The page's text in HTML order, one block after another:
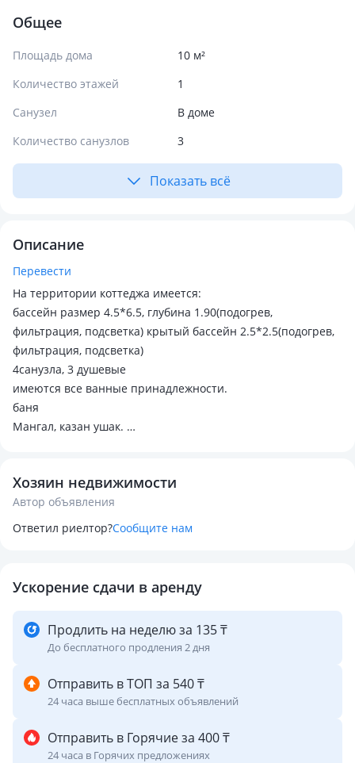
Общее
Площадь дома
10 м²
Количество этажей
1
Санузел
В доме
Количество санузлов
3
Показать всё
Описание
Перевести
На территории коттеджа имеется:
бассейн размер 4.5*6.5, глубина 1.90(подогрев,
фильтрация, подсветка) крытый бассейн 2.5*2.5(подогрев,
фильтрация, подсветка)
4санузла, 3 душевые
имеются все ванные принадлежности.
баня
Мангал, казан ушак.
Полностью оборудованная кухня
Проводится ежедневная влажная уборка.
Караоке с качественным звуком в просторной гостиной
Для полного удобства имеется бар
комфортное заселение 10 человек
Хозяин недвижимости
Автор объявления
Ответил риелтор?Сообщите нам
Ускорение сдачи в аренду
Продлить на неделю за 135 ₸
До бесплатного продления 2 дня
Отправить в ТОП за 540 ₸
24 часа выше бесплатных объявлений
Отправить в Горячие за 400 ₸
24 часа в Горячих предложениях